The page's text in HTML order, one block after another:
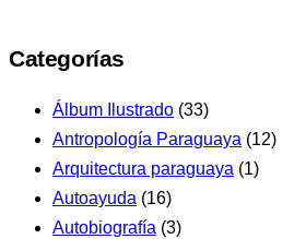
Categorías
Álbum Ilustrado (33)
Antropología Paraguaya (12)
Arquitectura paraguaya (1)
Autoayuda (16)
Autobiografía (3)